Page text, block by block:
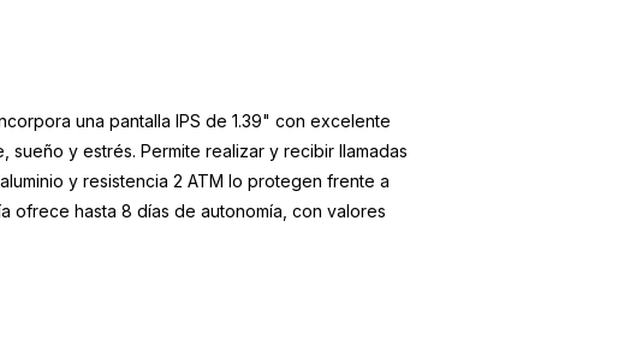
una pantalla IPS de 1.39" con excelente
y estrés. Permite realizar y recibir llamadas
y resistencia 2 ATM lo protegen frente a
ofrece hasta 8 días de autonomía, con valores